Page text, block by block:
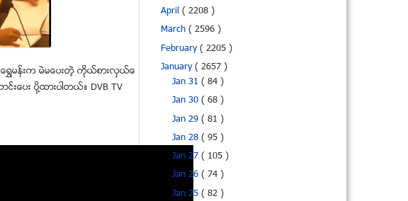
ရႊမန္းက မဲမေပးတဲ့ ကိုယ္စားလွယ္ေ
ေပး ပို႔ထားပါတယ္။ DVB TV
April( 2208 )
March( 2596 )
February( 2205 )
January( 2657 )
Jan 31 ( 84 )
Jan 30 ( 68 )
Jan 29 ( 81 )
Jan 28 ( 95 )
Jan 27 ( 105 )
Jan 26 ( 74 )
Jan 25 ( 82 )